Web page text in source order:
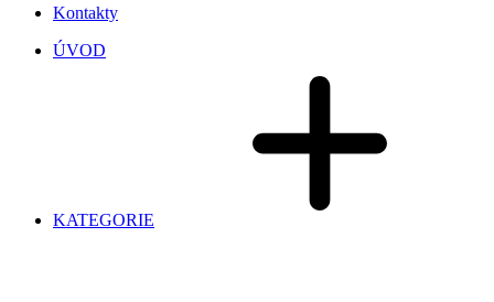
Kontakty
ÚVOD
KATEGORIE